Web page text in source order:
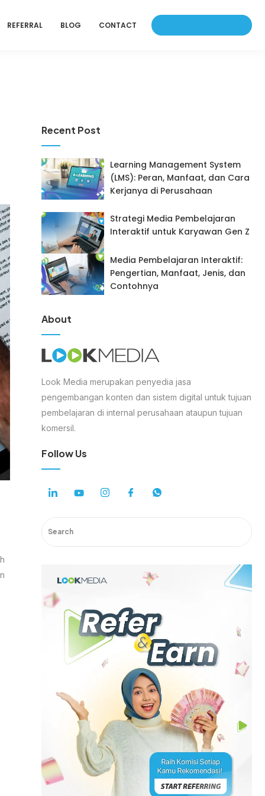
REFERRAL BLOG CONTACT
Recent Post
Learning Management System
(LMS): Peran, Manfaat, dan Cara
Kerjanya di Perusahaan
Strategi Media Pembelajaran
Interaktif untuk Karyawan Gen Z
Media Pembelajaran Interaktif:
Pengertian, Manfaat, Jenis, dan
Contohnya
About
Look Media merupakan penyedia jasa
pengembangan konten dan sistem digital untuk tujuan
pembelajaran di internal perusahaan ataupun tujuan
komersil.
Follow Us